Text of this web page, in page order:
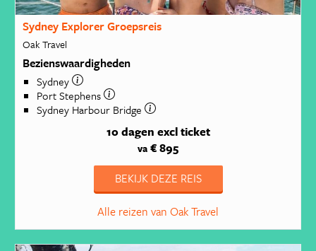
Sydney Explorer Groepsreis
Oak Travel
Bezienswaardigheden
Sydney
Port Stephens
Sydney Harbour Bridge
10 dagen excl ticket
va € 895
BEKIJK DEZE REIS
Alle reizen van Oak Travel